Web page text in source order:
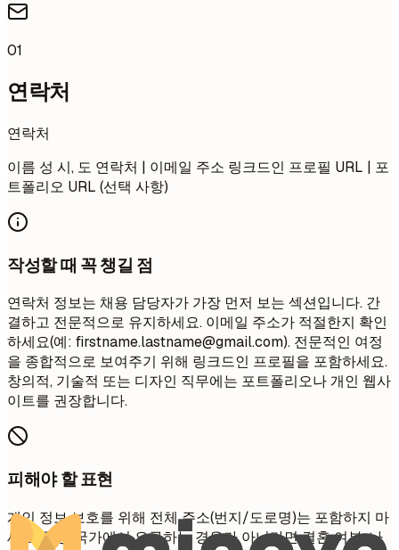
01
연락처
연락처
이름 성 시, 도 연락처 | 이메일 주소 링크드인 프로필 URL | 포
트폴리오 URL (선택 사항)
작성할 때 꼭 챙길 점
연락처 정보는 채용 담당자가 가장 먼저 보는 섹션입니다. 간
결하고 전문적으로 유지하세요. 이메일 주소가 적절한지 확인
하세요(예: firstname.lastname@gmail.com). 전문적인 여정
을 종합적으로 보여주기 위해 링크드인 프로필을 포함하세요.
창의적, 기술적 또는 디자인 직무에는 포트폴리오나 개인 웹사
이트를 권장합니다.
피해야 할 표현
개인 정보 보호를 위해 전체 주소(번지/도로명)는 포함하지 마
세요. 특정 국가에서 요구하는 경우가 아니라면 결혼 여부, 나